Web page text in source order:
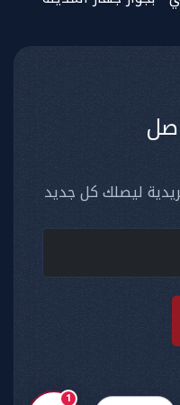
ليصلك كل جديد
1